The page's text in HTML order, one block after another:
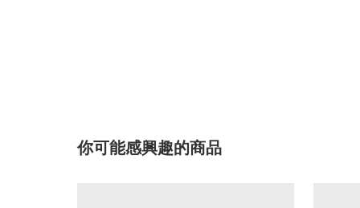
你可能感興趣的商品